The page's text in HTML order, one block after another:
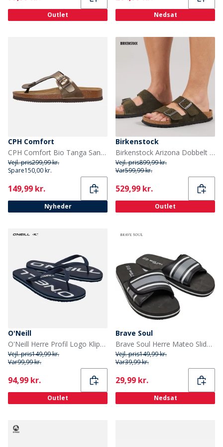
Outlet Nedsat
CPH Comfort
CPH Comfort Bio Tanga Sandaler Bronze
Vejl. pris299,99 kr.
Spare150,00 kr.
Current
149,99 kr.
Nyheder
Birkenstock
Birkenstock Arizona Dobbelt Spænde Sandaler Thyme
Vejl. pris899,99 kr.
Var599,99 kr.
Current
529,99 kr.
Outlet
O'Neill
O'Neill Herre Profil Logo Klipklapper Dress Blues
Vejl. pris149,99 kr.
Var99,99 kr.
Current
94,99 kr.
Outlet
Brave Soul
Brave Soul Herre Mateo Slides Sort/Grå/Hvid
Vejl. pris149,99 kr.
Var39,99 kr.
Current
29,99 kr.
Nedsat